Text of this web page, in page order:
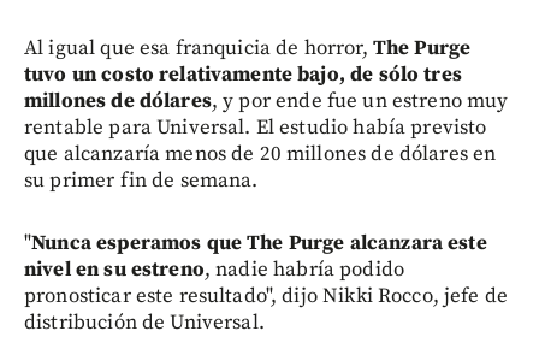
Al igual que esa franquicia de horror, The Purge
tuvo un costo relativamente bajo, de sólo tres
millones de dólares, y por ende fue un estreno muy
rentable para Universal. El estudio había previsto
que alcanzaría menos de 20 millones de dólares en
su primer fin de semana.
"Nunca esperamos que The Purge alcanzara este
nivel en su estreno, nadie habría podido
pronosticar este resultado", dijo Nikki Rocco, jefe de
distribución de Universal.